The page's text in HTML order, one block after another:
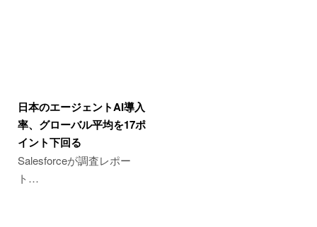
日本のエージェントAI導入
率、グローバル平均を17ポ
イント下回る
Salesforceが調査レポー
ト…